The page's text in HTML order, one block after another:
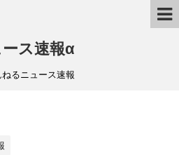
ス速報α
るニュース速報